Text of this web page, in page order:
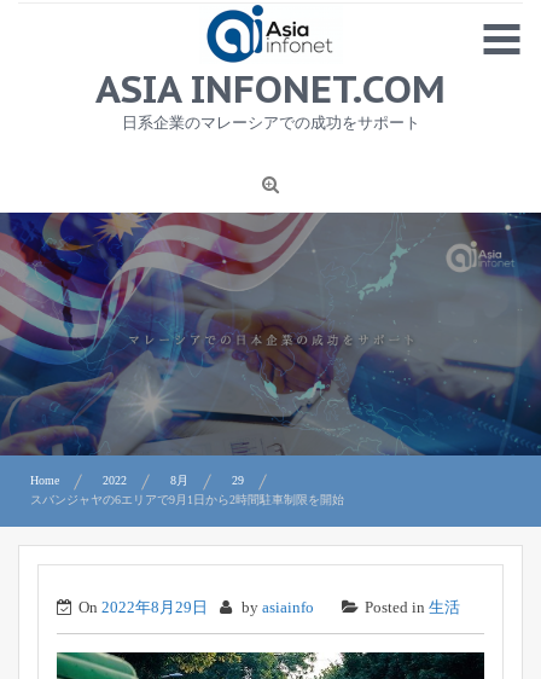
MENU
1
ニュース
労務サービス
プライバシーポリシー及び著作権について
お問合せ
ASIA INFONET.COM
日系企業のマレーシアでの成功をサポート
Home 2022 8月
29
スバンジャヤの6エリアで9月1日から2時間駐車制限を開始
On 2022年8月29日 by asiainfo Posted in 生活